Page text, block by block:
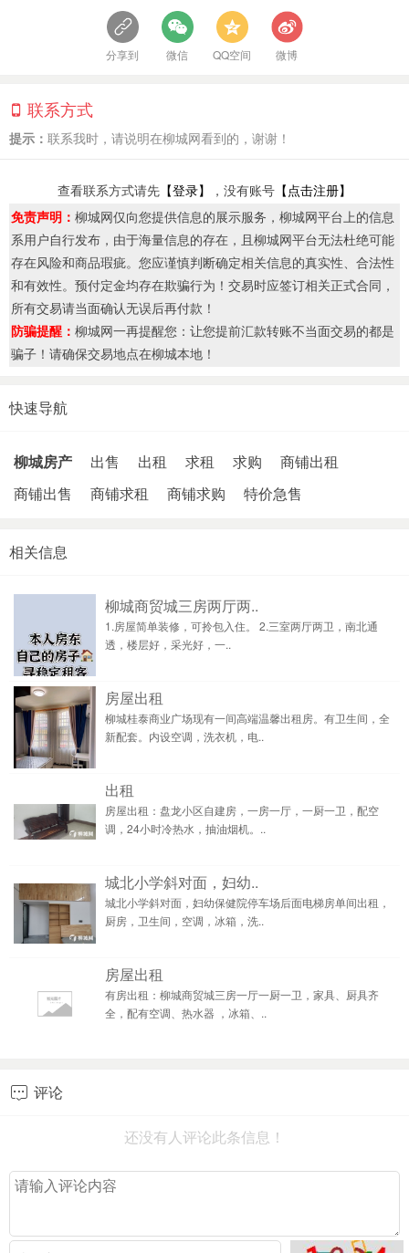
分享到 微信 QQ空间 微博
联系方式
提示： 联系我时，请说明在柳城网看到的，谢谢！
查看联系方式请先 【登录】 ，没有账号 【点击注册】
免责声明： 柳城网仅向您提供信息的展示服务，柳城网平台上的信息
系用户自行发布，由于海量信息的存在，且柳城网平台无法杜绝可能
存在风险和商品瑕疵。您应谨慎判断确定相关信息的真实性、合法性
和有效性。预付定金均存在欺骗行为！交易时应签订相关正式合同，
所有交易请当面确认无误后再付款！
防骗提醒： 柳城网一再提醒您：让您提前汇款转账不当面交易的都是
骗子！请确保交易地点在柳城本地！
快速导航
柳城房产 出售 出租 求租 求购
商铺出租
商铺出售
商铺求租 商铺求购 特价急售
相关信息
柳城商贸城三房两厅两..
1.房屋简单装修，可拎包入住。 2.三室两厅两卫，南北通
透，楼层好，采光好，一..
房屋出租
柳城桂泰商业广场现有一间高端温馨出租房。有卫生间，全
新配套。内设空调，洗衣机，电..
出租
房屋出租：盘龙小区自建房，一房一厅，一厨一卫，配空
调，24小时冷热水，抽油烟机。..
城北小学斜对面，妇幼..
城北小学斜对面，妇幼保健院停车场后面电梯房单间出租，
厨房，卫生间，空调，冰箱，洗..
房屋出租
有房出租：柳城商贸城三房一厅一厨一卫，家具、厨具齐
全，配有空调、热水器 ，冰箱、..
 评论
还没有人评论此条信息！